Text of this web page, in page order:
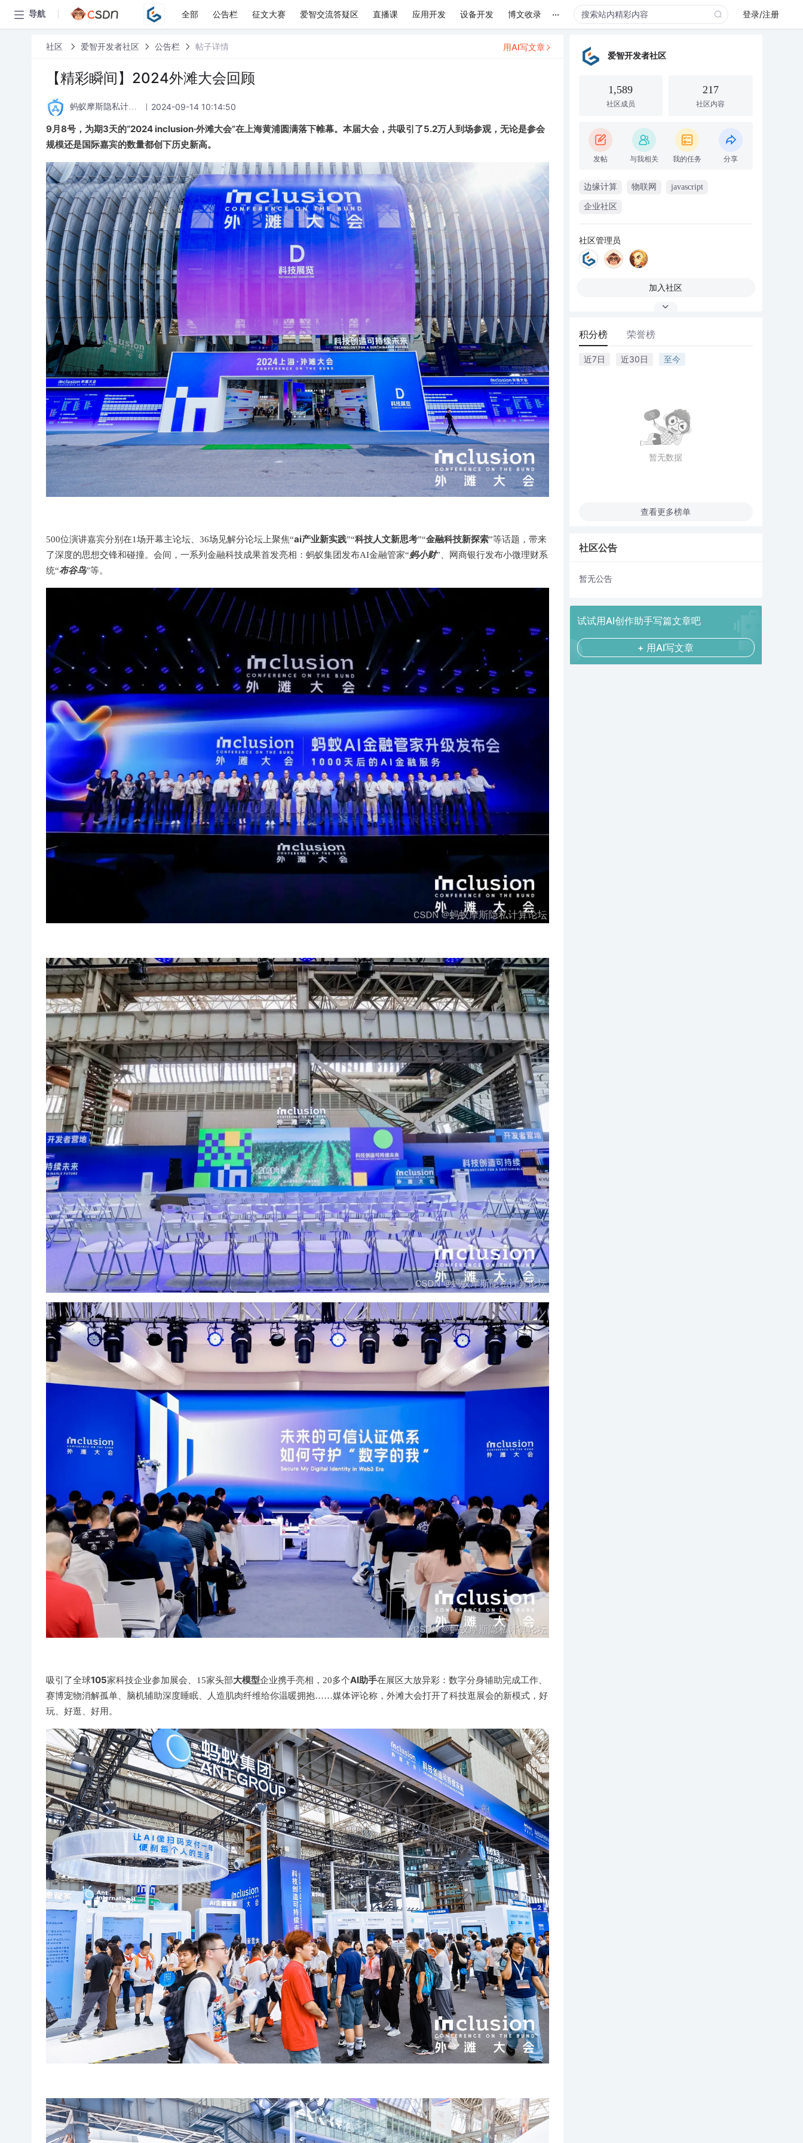
导航 全部 公告栏 征文大赛 爱智交流答疑区 直播课 应用开发 设备开发 博文收录 ... 登录/注册
社区 爱智开发者社区 公告栏 帖子详情
【精彩瞬间】2024外滩大会回顾
蚂蚁摩斯隐私计算论坛 2024-09-14 10:14:50
9月8号，为期3天的“2024 inclusion·外滩大会”在上海黄浦圆满落下帷幕。本届大会，共吸引了5.2万人到场参观， 无论是参会
规模还是国际嘉宾的数量都创下历史新高。
500位演讲嘉宾分别在1场开幕主论坛、36场见解分论坛上聚焦“ai产业新实践”“科技人文新思考”“金融科技新探索”等话题，带来
了深度的思想交锋和碰撞。会间，一系列金融科技成果首发亮相：蚂蚁集团发布AI金融管家“蚂小财”、网商银行发布小微理财系
统“布谷鸟”等。
吸引了全球105家科技企业参加展会、15家头部大模型企业携手亮相，20多个AI助手在展区大放异彩：数字分身辅助完成工作、
赛博宠物消解孤单、脑机辅助深度睡眠、人造肌肉纤维给你温暖拥抱……媒体评论称，外滩大会打开了科技逛展会的新模式，好
玩、好逛、好用。
用AI写文章
爱智开发者社区
1,589
社区成员
217
社区内容
发帖 与我相关 我的任务 分享
边缘计算 物联网 javascript
企业社区
社区管理员
加入社区
积分榜 荣誉榜
近7日 近30日 至今
暂无数据
查看更多榜单
社区公告
暂无公告
试试用AI创作助手写篇文章吧
+ 用AI写文章